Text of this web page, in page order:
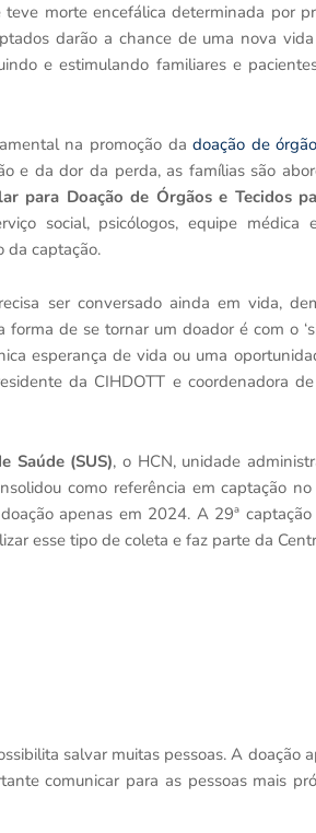
morte encefálica determinada por
darão a chance de uma nova
e estimulando familiares e
na promoção dadoação de
e da dor da perda, as famílias são
para Doação de Órgãos e Tecidos
social, psicólogos, equipe
da captação.
ser conversado ainda em vida,
de se tornar um doador é com o
esperança de vida ou uma
da CIHDOTT e coordenadora
Saúde (SUS), o HCN, unidade
como referência em captação
apenas em 2024. A 29ª
esse tipo de coleta e faz parte da
salvar muitas pessoas. A doação
comunicar para as pessoas mais